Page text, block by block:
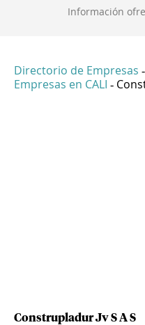
Información
Directorio de Empresas -
Empresas en CALI -
Construpladur Jv S A S